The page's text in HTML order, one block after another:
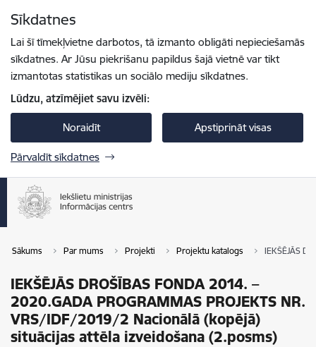
Sīkdatnes
Lai šī tīmekļvietne darbotos, tā izmanto obligāti nepieciešamās
sīkdatnes. Ar Jūsu piekrišanu papildus šajā vietnē var tikt
izmantotas statistikas un sociālo mediju sīkdatnes.
Lūdzu, atzīmējiet savu izvēli:
Noraidīt Apstiprināt visas
Pārvaldīt sīkdatnes
Sākums Par mums Projekti Projektu katalogs IEKŠĒJĀS
IEKŠĒJĀS DROŠĪBAS FONDA 2014. –
2020.GADA PROGRAMMAS PROJEKTS NR.
VRS/IDF/2019/2 Nacionālā (kopējā)
situācijas attēla izveidošana (2.posms)